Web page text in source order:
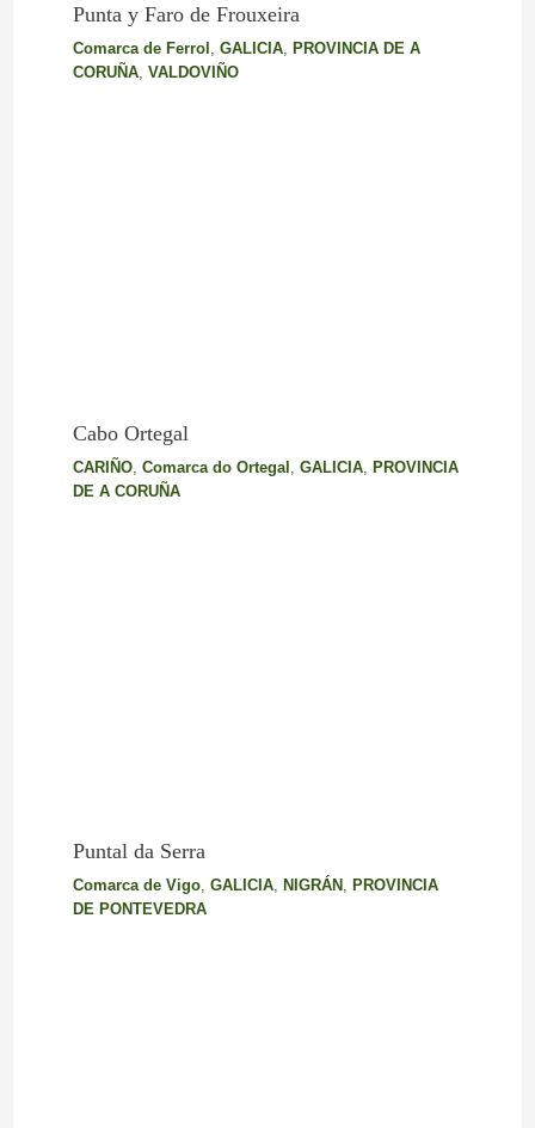
Punta y Faro de Frouxeira
Comarca de Ferrol , GALICIA, PROVINCIA DE A
CORUÑA, VALDOVIÑO
Cabo Ortegal
CARIÑO, Comarca do Ortegal GALICIA, PROVINCIA
DE A CORUÑA
Puntal da Serra
Comarca de Vigo, GALICIA, NIGRÁN , PROVINCIA
DE PONTEVEDRA